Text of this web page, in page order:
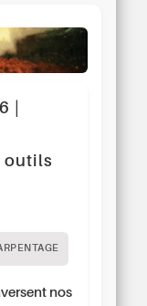
|
outils
nos